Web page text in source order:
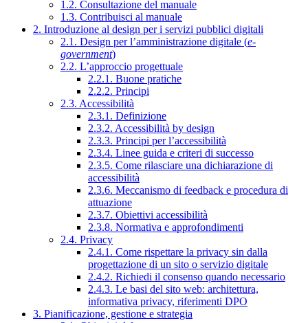
1.2. Consultazione del manuale
1.3. Contribuisci al manuale
2. Introduzione al design per i servizi pubblici digitali
2.1. Design per l’amministrazione digitale (e-
government)
2.2. L’approccio progettuale
2.2.1. Buone pratiche
2.2.2. Principi
2.3. Accessibilità
2.3.1. Definizione
2.3.2. Accessibilità by design
2.3.3. Principi per l’accessibilità
2.3.4. Linee guida e criteri di successo
2.3.5. Come rilasciare una dichiarazione di
accessibilità
2.3.6. Meccanismo di feedback e procedura di
attuazione
2.3.7. Obiettivi accessibilità
2.3.8. Normativa e approfondimenti
2.4. Privacy
2.4.1. Come rispettare la privacy sin dalla
progettazione di un sito o servizio digitale
2.4.2. Richiedi il consenso quando necessario
2.4.3. Le basi del sito web: architettura,
informativa privacy, riferimenti DPO
3. Pianificazione, gestione e strategia